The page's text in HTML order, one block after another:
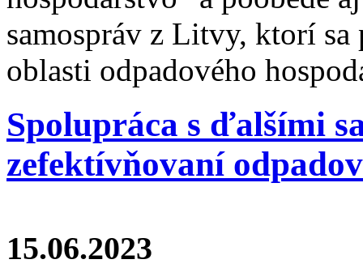
samospráv z Litvy, ktorí
oblasti odpadového
Spolupráca s ďalšími
zefektívňovaní
15.06.2023